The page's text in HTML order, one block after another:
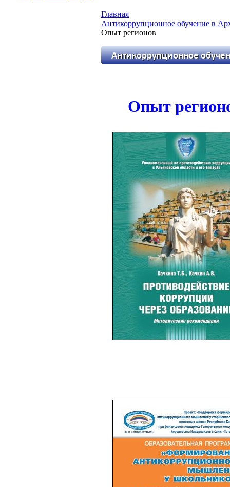
Главная
Антикоррупционное обучение в
Опыт регионов
Опыт